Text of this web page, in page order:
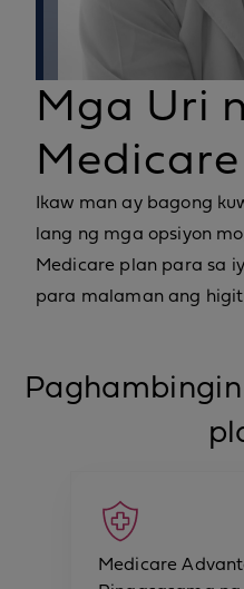
Mga Uri
Ikaw man ay bagong
lang ng mga opsiyon
Medicare plan para sa
para malaman ang
Medicare